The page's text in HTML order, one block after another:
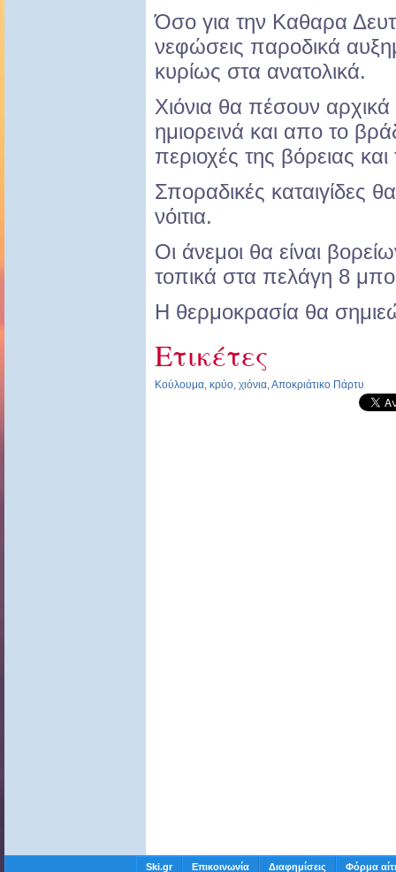
Όσο για την Καθαρα
νεφώσεις παροδικά
κυρίως στα ανατολικά.
Χιόνια θα πέσουν
ημιορεινά και απο το
περιοχές της βόρειας
Σποραδικές καταιγίδες
νόιτια.
Οι άνεμοι θα είναι
τοπικά στα πελάγη 8
Η θερμοκρασία θα
Ετικέτες
Κούλουμα, κρύο, χιόνια,Αποκριάτικο Πάρτυ
Ski.gr Επικοινωνία Διαφημίσεις Φόρμα